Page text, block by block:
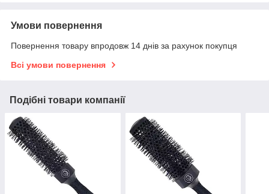
Умови повернення
Повернення товару впродовж 14 днів за рахунок покупця
Всі умови повернення
Подібні товари компанії